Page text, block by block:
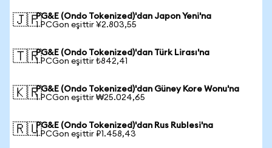
🇯🇵PG&E (Ondo Tokenized)'dan Japon Yeni'na
1 PCGon eşittir ¥2.803,55
🇹🇷PG&E (Ondo Tokenized)'dan Türk Lirası'na
1 PCGon eşittir ₺842,41
🇰🇷PG&E (Ondo Tokenized)'dan Güney Kore Wonu'na
1 PCGon eşittir ₩25.024,65
🇷🇺PG&E (Ondo Tokenized)'dan Rus Rublesi'na
1 PCGon eşittir ₽1.458,43